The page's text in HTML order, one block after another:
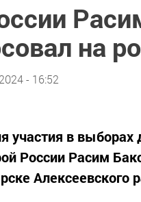
на
- 16:52
участия в выборах
России Расим
Алексеевского